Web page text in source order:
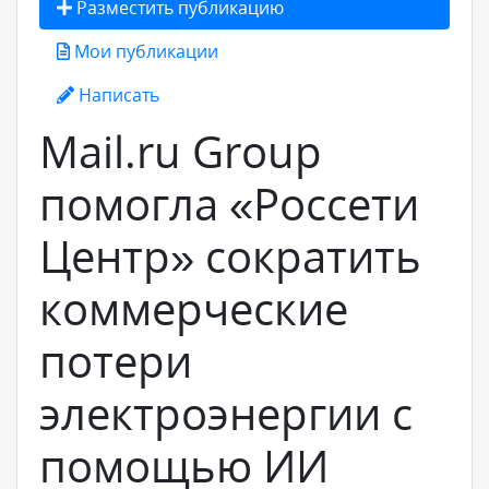
Разместить публикацию
Мои публикации
Написать
Mail.ru Group
помогла «Россети
Центр» сократить
коммерческие
потери
электроэнергии с
помощью ИИ